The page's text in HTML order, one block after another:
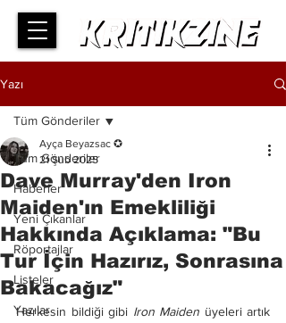
Yazı
Tüm Gönderiler
Haberler
Yeni Çıkanlar
Röportajlar
Listeler
Yazılar
Tüm Gönderiler
Dave Murray'den Iron
Maiden'ın Emekliliği
Hakkında Açıklama: "Bu
Tur İçin Hazırız, Sonrasına
Bakacağız"
Ayça Beyazsac ✪
21 Şub 2025
Herkesin bildiği gibi Iron Maiden üyeleri artık